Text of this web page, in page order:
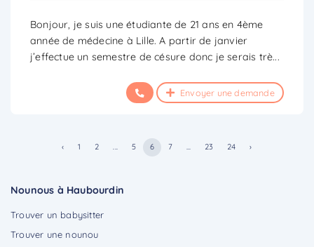
Nounous à Haubourdin
Trouver un babysitter
Trouver une nounou
Bonjour, je suis une étudiante de 21 ans en 4ème
année de médecine à Lille. A partir de janvier
j’effectue un semestre de césure donc je serais trè...
Envoyer une demande
‹ 1 2 ... 5 6 7 ... 23 24 ›